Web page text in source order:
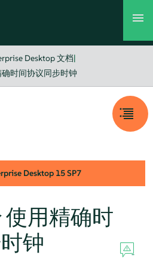
Desktop 文档|
时间协议同步时钟
Desktop 15 SP7
使用精确时
钟